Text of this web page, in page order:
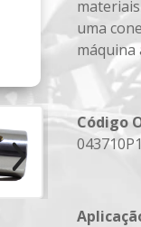
uma
máquina
Código
043710P1